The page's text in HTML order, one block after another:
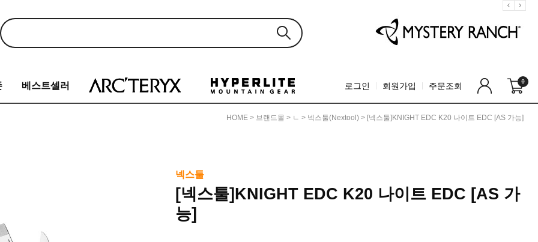
베스트셀러 로그인 회원가입 주문조회 0
HOME > 브랜드몰 > ㄴ > 넥스툴(Nextool) > [넥스툴]KNIGHT EDC K20 나이트 EDC [AS 가능]
넥스툴
[넥스툴]KNIGHT EDC K20 나이트 EDC [AS 가
능]